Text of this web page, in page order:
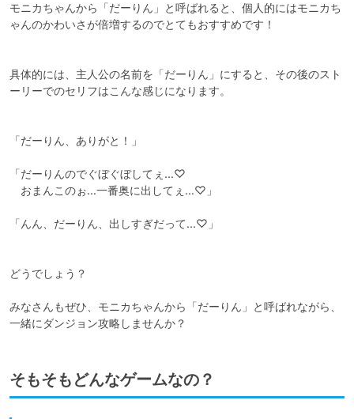
モニカちゃんから「だーりん」と呼ばれると、個人的にはモニカち
ゃんのかわいさが倍増するのでとてもおすすめです！
具体的には、主人公の名前を「だーりん」にすると、その後のスト
ーリーでのセリフはこんな感じになります。
「だーりん、ありがと！」
「だーりんのでぐぼぐぼしてぇ…♡
おまんこのぉ…一番奥に出してぇ…♡」
「んん、だーりん、出しすぎだって...♡」
どうでしょう？
みなさんもぜひ、モニカちゃんから「だーりん」と呼ばれながら、
一緒にダンジョン攻略しませんか？
そもそもどんなゲームなの？